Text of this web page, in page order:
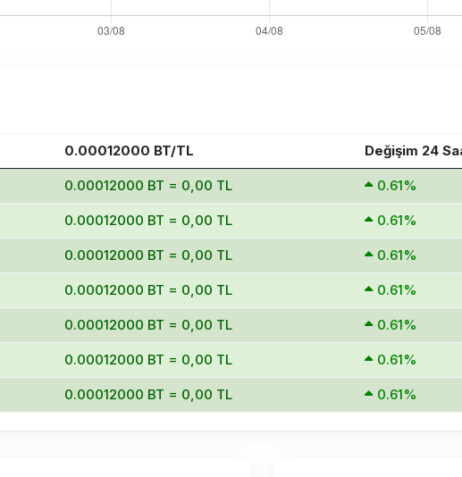
0.00012000 BT/TL Değişim 24
0.00012000 BT = 0,00 TL 0.61%
0.00012000 BT = 0,00 TL 0.61%
0.00012000 BT = 0,00 TL 0.61%
0.00012000 BT = 0,00 TL 0.61%
0.00012000 BT = 0,00 TL 0.61%
0.00012000 BT = 0,00 TL 0.61%
0.00012000 BT = 0,00 TL 0.61%